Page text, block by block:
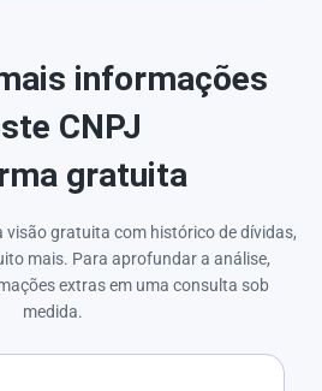
informações
CNPJ
gratuita
visão gratuita com histórico de dívidas,
mais. Para aprofundar a análise,
extras em uma consulta sob
medida.